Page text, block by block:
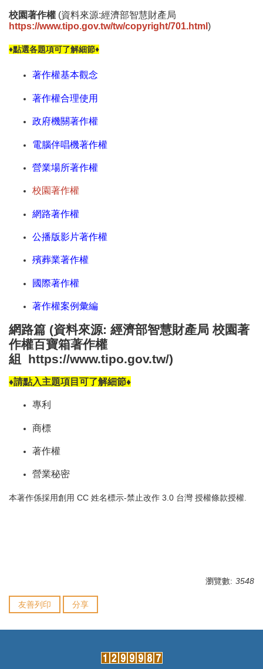
校園著作權 (資料來源:經濟部智慧財產局
https://www.tipo.gov.tw/tw/copyright/701.html)
♦點選各題項可了解細節♦
著作權基本觀念
著作權合理使用
政府機關著作權
電腦伴唱機著作權
營業場所著作權
校園著作權
網路著作權
公播版影片著作權
殯葬業著作權
國際著作權
著作權案例彙編
網路篇 (資料來源: 經濟部智慧財產局 校園著
作權百寶箱著作權
組
https://www.tipo.gov.tw/)
♦請點入主題項目可了解細節♦
專利
商標
著作權
營業秘密
本著作係採用創用 CC 姓名標示-禁止改作 3.0 台灣 授權條款授權.
瀏覽數: 3548
友善列印 分享